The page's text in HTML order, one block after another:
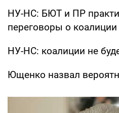
НУ-НС: БЮТ и ПР
переговоры о коалиции
НУ-НС: коалиции не
Ющенко назвал